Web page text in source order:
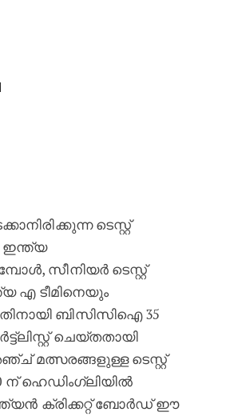
ടെസ്റ്റ്
ഇന്ത്യ
സീനിയർ ടെസ്റ്റ്
എ ടീമിനെയും
ബിസിസിഐ 35
ചെയ്തതായി
മത്സരങ്ങളുള്ള ടെസ്റ്റ്
ഹെഡിംഗ്ലിയിൽ
ക്രിക്കറ്റ് ബോർഡ് ഈ